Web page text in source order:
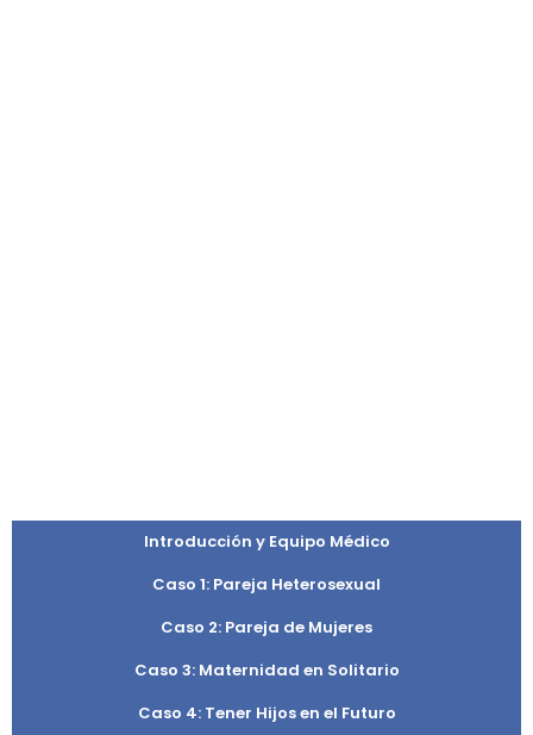
Introducción y Equipo Médico
Caso 1: Pareja Heterosexual
Caso 2: Pareja de Mujeres
Caso 3: Maternidad en Solitario
Caso 4: Tener Hijos en el Futuro